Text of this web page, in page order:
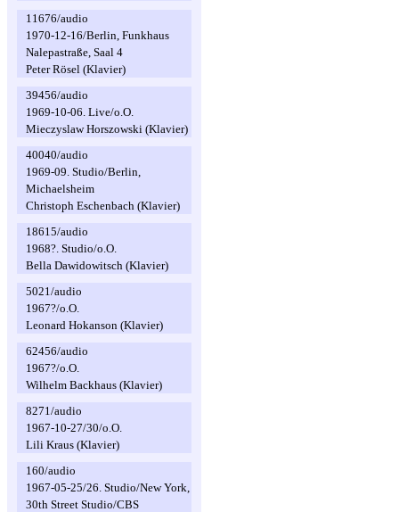
11676/audio
1970-12-16/Berlin, Funkhaus
Nalepastraße, Saal 4
Peter Rösel (Klavier)
39456/audio
1969-10-06. Live/o.O.
Mieczyslaw Horszowski (Klavier)
40040/audio
1969-09. Studio/Berlin,
Michaelsheim
Christoph Eschenbach (Klavier)
18615/audio
1968?. Studio/o.O.
Bella Dawidowitsch (Klavier)
5021/audio
1967?/o.O.
Leonard Hokanson (Klavier)
62456/audio
1967?/o.O.
Wilhelm Backhaus (Klavier)
8271/audio
1967-10-27/30/o.O.
Lili Kraus (Klavier)
160/audio
1967-05-25/26. Studio/New York,
30th Street Studio/CBS